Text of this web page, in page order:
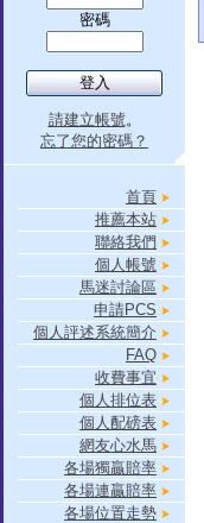
密碼
請建立帳號。
忘了您的密碼？
首頁
推薦本站
聯絡我們
個人帳號
馬迷討論區
申請PCS
個人評述系統簡介
FAQ
收費事宜
個人排位表
個人配磅表
網友心水馬
各場獨贏賠率
各場連贏賠率
各場位置走勢